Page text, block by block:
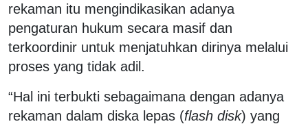
rekaman itu mengindikasikan adanya
pengaturan hukum secara masif dan
terkoordinir untuk menjatuhkan dirinya melalui
proses yang tidak adil.
“Hal ini terbukti sebagaimana dengan adanya
rekaman dalam diska lepas (flash disk) yang